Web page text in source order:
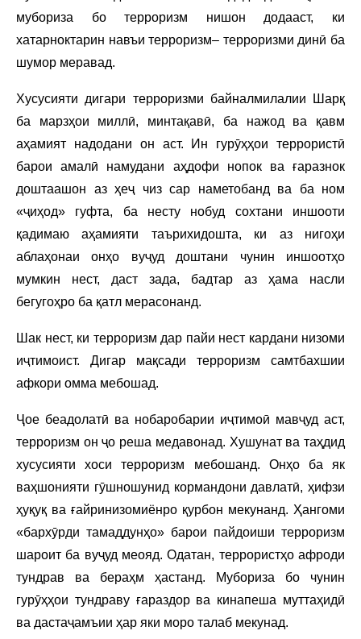
мубориза бо терроризм нишон додааст, ки
хатарноктарин навъи терроризм– терроризми динӣ ба
шумор меравад.
Хусусияти дигари терроризми байналмилалии Шарқ
ба марзҳои миллӣ, минтақавӣ, ба нажод ва қавм
аҳамият надодани он аст. Ин гурӯҳҳои террористӣ
барои амалӣ намудани аҳдофи нопок ва ғаразнок
доштаашон аз ҳеҷ чиз сар наметобанд ва ба ном
«ҷиҳод» гуфта, ба несту нобуд сохтани иншооти
қадимаю аҳамияти таърихидошта, ки аз нигоҳи
аблаҳонаи онҳо вуҷуд доштани чунин иншоотҳо
мумкин нест, даст зада, бадтар аз ҳама насли
бегугоҳро ба қатл мерасонанд.
Шак нест, ки терроризм дар пайи нест кардани низоми
иҷтимоист. Дигар мақсади терроризм самтбахшии
афкори омма мебошад.
Ҷое беадолатӣ ва нобаробарии иҷтимоӣ мавҷуд аст,
терроризм он ҷо реша медавонад. Хушунат ва таҳдид
хусусияти хоси терроризм мебошанд. Онҳо ба як
ваҳшонияти гӯшношунид кормандони давлатӣ, ҳифзи
ҳуқуқ ва ғайринизомиёнро қурбон мекунанд. Ҳангоми
«бархӯрди тамаддунҳо» барои пайдоиши терроризм
шароит ба вуҷуд меояд. Одатан, террористҳо афроди
тундрав ва бераҳм ҳастанд. Мубориза бо чунин
гурӯҳҳои тундраву ғараздор ва кинапеша муттаҳидӣ
ва дастаҷамъии ҳар яки моро талаб мекунад.